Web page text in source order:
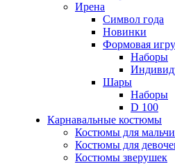
Ирена
Символ года
Новинки
Формовая
Наборы
Шары
Наборы
D 100
Карнавальные костюмы
Костюмы для
Костюмы для
Костюмы зверушек